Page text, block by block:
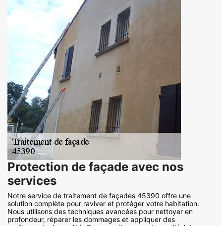
Protection de façade avec nos
services
Notre service de traitement de façades 45390 offre une
solution complète pour raviver et protéger votre habitation.
Nous utilisons des techniques avancées pour nettoyer en
profondeur, réparer les dommages et appliquer des